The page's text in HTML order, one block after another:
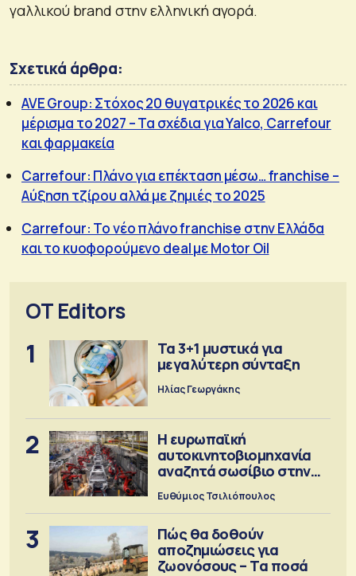
γαλλικού brand στην ελληνική αγορά.
Σχετικά άρθρα:
AVE Group: Στόχος 20 θυγατρικές το 2026 και
μέρισμα το 2027 – Τα σχέδια για Yalco, Carrefour
και φαρμακεία
Carrefour: Πλάνο για επέκταση μέσω… franchise –
Αύξηση τζίρου αλλά με ζημιές το 2025
Carrefour: Το νέο πλάνο franchise στην Ελλάδα
και το κυοφορούμενο deal με Motor Oil
OT Editors
1
Τα 3+1 μυστικά για
μεγαλύτερη σύνταξη
Ηλίας Γεωργάκης
2
Η ευρωπαϊκή
αυτοκινητοβιομηχανία
αναζητά σωσίβιο στην
Κίνα
Ευθύμιος Τσιλιόπουλος
3
Πώς θα δοθούν
αποζημιώσεις για
ζωονόσους – Τα ποσά